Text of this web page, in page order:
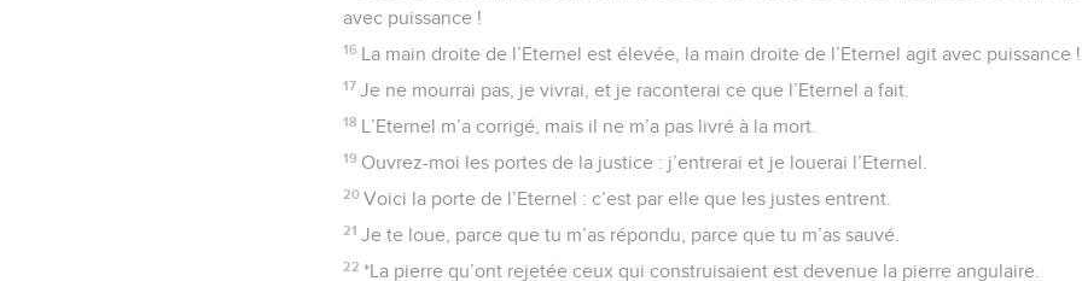
avec puissance !
16 La main droite de l’Eternel est élevée, la main droite de l’Eternel agit avec puissance !
17 Je ne mourrai pas, je vivrai, et je raconterai ce que l’Eternel a fait.
18 L’Eternel m’a corrigé, mais il ne m’a pas livré à la mort.
19 Ouvrez-moi les portes de la justice : j’entrerai et je louerai l’Eternel.
20 Voici la porte de l’Eternel : c’est par elle que les justes entrent.
21 Je te loue, parce que tu m’as répondu, parce que tu m’as sauvé.
22 *La pierre qu’ont rejetée ceux qui construisaient est devenue la pierre angulaire.